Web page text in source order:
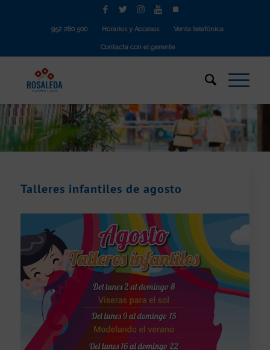
952 280 500 Horarios y Accesos Venta telefónica
Contacta con el gerente
Talleres infantiles de agosto